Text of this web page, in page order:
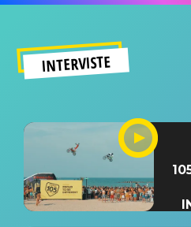
INTERVISTE